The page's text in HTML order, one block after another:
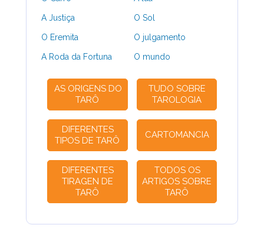
A Justiça
O Eremita
A Roda da Fortuna
O Sol
O julgamento
O mundo
AS ORIGENS DO
TARÔ
TUDO SOBRE
TAROLOGIA
DIFERENTES
TIPOS DE TARÔ
CARTOMANCIA
DIFERENTES
TIRAGEN DE
TARÔ
TODOS OS
ARTIGOS SOBRE
TARÔ